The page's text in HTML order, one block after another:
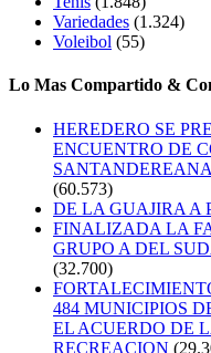
Variedades (1.324)
Voleibol (55)
Lo Mas Compartido &
HEREDERO SE
ENCUENTRO DE
(60.573)
DE LA GUAJIRA A
FINALIZADA LA
GRUPO A DEL
(32.700)
484 MUNICIPIOS
EL ACUERDO DE
RECREACION